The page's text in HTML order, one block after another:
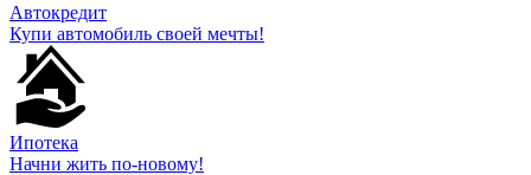
Автокредит
Купи автомобиль своей мечты!
Ипотека
Начни жить по-новому!